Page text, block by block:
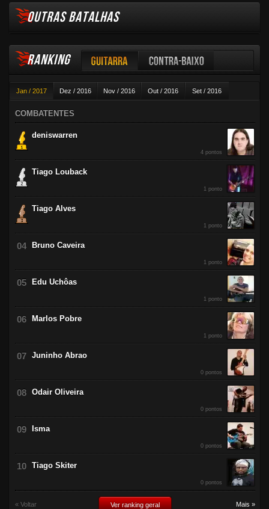
OUTRAS BATALHAS
RANKING
Jan / 2017 Dez / 2016 Nov / 2016 Out / 2016 Set / 2016
Ago / 2016 Jul / 2016
Guitarra Contra-baixo
COMBATENTES
deniswarren
4 pontos
Tiago Louback
1 ponto
Tiago Alves
1 ponto
Bruno Caveira
1 ponto
Edu Uchôas
1 ponto
Marlos Pobre
1 ponto
Juninho Abrao
0 pontos
Odair Oliveira
0 pontos
Isma
0 pontos
Tiago Skiter
0 pontos
« Voltar Ver ranking geral Mais »